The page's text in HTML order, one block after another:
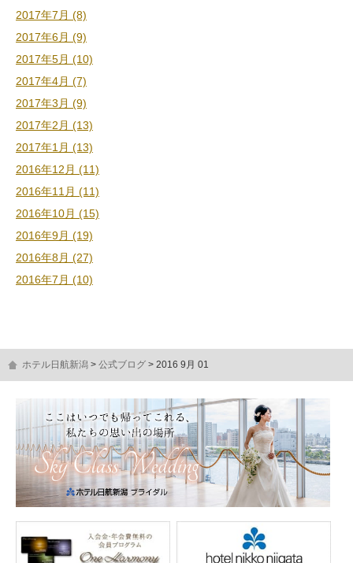
2017年7月 (8)
2017年6月 (9)
2017年5月 (10)
2017年4月 (7)
2017年3月 (9)
2017年2月 (13)
2017年1月 (13)
2016年12月 (11)
2016年11月 (11)
2016年10月 (15)
2016年9月 (19)
2016年8月 (27)
2016年7月 (10)
ホテル日航新潟 公式ブログ 2016 9月 01